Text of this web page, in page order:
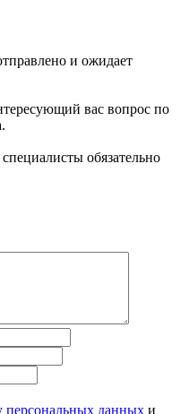
и ожидает
вас вопрос по
обязательно
персональных данных и